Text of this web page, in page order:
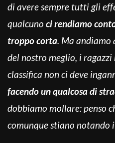
di avere sempre tutti gli
qualcuno ci rendiamo
troppo corta. Ma andiamo
del nostro meglio, i
classifica non ci deve
facendo un qualcosa di
dobbiamo mollare: penso
comunque stiano notando i